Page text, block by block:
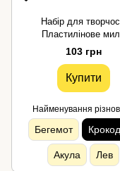
Набір для
Пластилінове
середнього розміру
Danko Toys
103 грн
Купити
Найменування
Бегемот
Акула Лев